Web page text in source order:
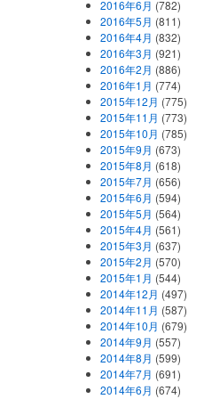
2016年6月 (782)
2016年5月 (811)
2016年4月 (832)
2016年3月 (921)
2016年2月 (886)
2016年1月 (774)
2015年12月 (775)
2015年11月 (773)
2015年10月 (785)
2015年9月 (673)
2015年8月 (618)
2015年7月 (656)
2015年6月 (594)
2015年5月 (564)
2015年4月 (561)
2015年3月 (637)
2015年2月 (570)
2015年1月 (544)
2014年12月 (497)
2014年11月 (587)
2014年10月 (679)
2014年9月 (557)
2014年8月 (599)
2014年7月 (691)
2014年6月 (674)